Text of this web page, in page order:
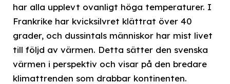
har alla upplevt ovanligt höga temperaturer. I
Frankrike har kvicksilvret klättrat över 40
grader, och dussintals människor har mist livet
till följd av värmen. Detta sätter den svenska
värmen i perspektiv och visar på den bredare
klimattrenden som drabbar kontinenten.